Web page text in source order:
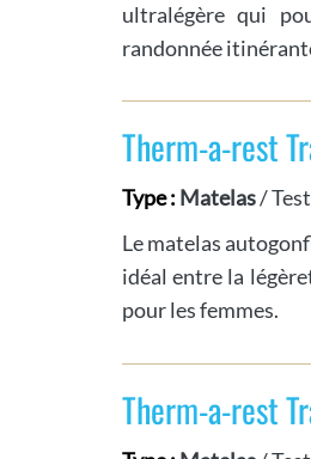
ultralégère qui
randonnée
Therm-a-rest
Type : Matelas/
Le matelas
idéal entre la
pour les femmes.
Therm-a-rest